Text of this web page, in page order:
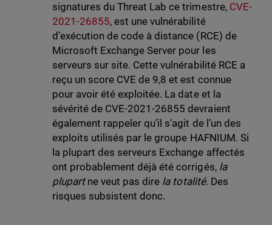
signatures du Threat Lab ce trimestre, CVE-
2021-26855, est une vulnérabilité
d’exécution de code à distance (RCE) de
Microsoft Exchange Server pour les
serveurs sur site. Cette vulnérabilité RCE a
reçu un score CVE de 9,8 et est connue
pour avoir été exploitée. La date et la
sévérité de CVE-2021-26855 devraient
également rappeler qu’il s’agit de l’un des
exploits utilisés par le groupe HAFNIUM. Si
la plupart des serveurs Exchange affectés
ont probablement déjà été corrigés, la
plupartne veut pas dire la totalité. Des
risques subsistent donc.